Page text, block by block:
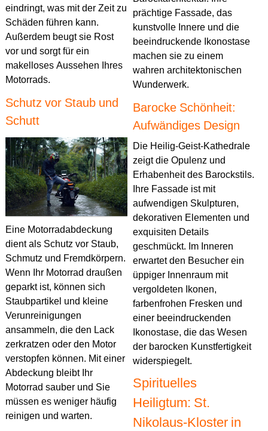
eindringt, was mit der Zeit zu
Schäden führen kann.
Außerdem beugt sie Rost
vor und sorgt für ein
makelloses Aussehen Ihres
Motorrads.
Schutz vor Staub und
Schutt
Eine Motorradabdeckung
dient als Schutz vor Staub,
Schmutz und Fremdkörpern.
Wenn Ihr Motorrad draußen
geparkt ist, können sich
Staubpartikel und kleine
Verunreinigungen
ansammeln, die den Lack
zerkratzen oder den Motor
verstopfen können. Mit einer
Abdeckung bleibt Ihr
Motorrad sauber und Sie
müssen es weniger häufig
reinigen und warten.
prächtige Fassade, das
kunstvolle Innere und die
beeindruckende Ikonostase
machen sie zu einem
wahren architektonischen
Wunderwerk.
Barocke Schönheit:
Aufwändiges Design
Die Heilig-Geist-Kathedrale
zeigt die Opulenz und
Erhabenheit des Barockstils.
Ihre Fassade ist mit
aufwendigen Skulpturen,
dekorativen Elementen und
exquisiten Details
geschmückt. Im Inneren
erwartet den Besucher ein
üppiger Innenraum mit
vergoldeten Ikonen,
farbenfrohen Fresken und
einer beeindruckenden
Ikonostase, die das Wesen
der barocken Kunstfertigkeit
widerspiegelt.
Spirituelles
Heiligtum: St.
Nikolaus-Kloster in